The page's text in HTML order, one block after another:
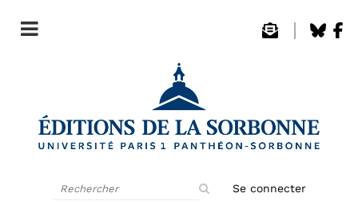
Se connecter